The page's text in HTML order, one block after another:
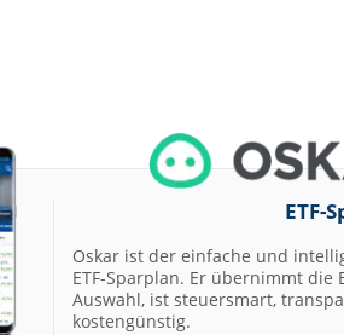
ETF-
Oskar ist der einfache und
ETF-Sparplan. Er übernimmt die
Auswahl, ist steuersmart,
kostengünstig.